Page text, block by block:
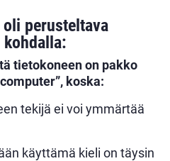
perusteltava
kohdalla:
tietokoneen on pakko
koska:
tekijä ei voi ymmärtää
käyttämä kieli on täysin